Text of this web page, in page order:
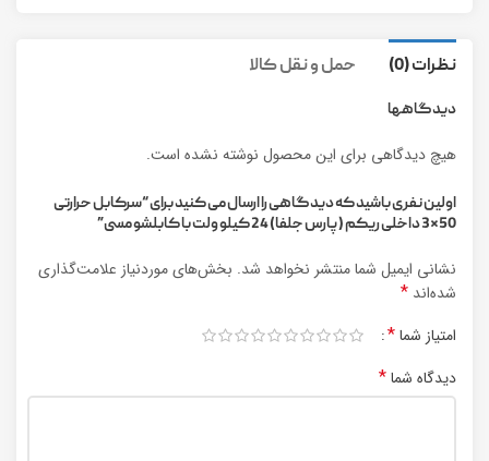
نظرات (0) حمل و نقل کالا
دیدگاهها
هیچ دیدگاهی برای این محصول نوشته نشده است.
اولین نفری باشید که دیدگاهی را ارسال می کنید برای “سرکابل حرارتی
50*3 داخلی ریکم (پارس جلفا) 24 کیلو ولت با کابلشو مسی”
نشانی ایمیل شما منتشر نخواهد شد. بخش‌های موردنیاز علامت‌گذاری
شده‌اند *
امتیاز شما*
دیدگاه شما*